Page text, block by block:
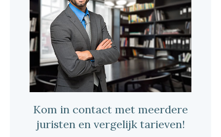
Kom in contact met meerdere
juristen en vergelijk tarieven!